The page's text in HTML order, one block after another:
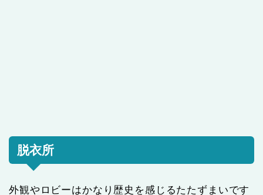
脱衣所
外観やロビーはかなり歴史を感じるたたずまいです